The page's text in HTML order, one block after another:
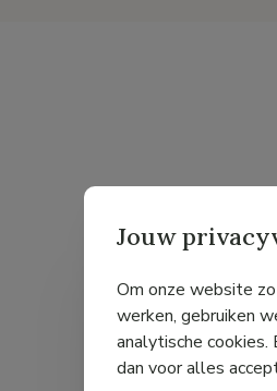
Jouw
Om onze website
werken, gebruiken
analytische cookies.
dan voor alles